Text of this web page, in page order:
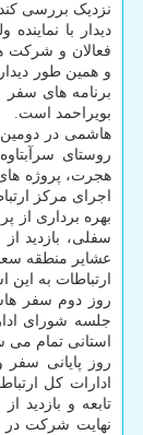
نزدیک بررسی
دیدار با
فعالان و شرکت
و همین طور
برنامه های سفر
بویراحمد است.
هاشمی در دومین
روستای
هجرت، پروژه های
اجرای مرکز
بهره برداری از
سفلی، بازدید
عشایر منطقه
ارتباطات به
روز دوم سفر
جلسه شورای
استانی تمام می
روز پایانی
ادارات کل
تابعه و بازدید
نهایت شرکت در